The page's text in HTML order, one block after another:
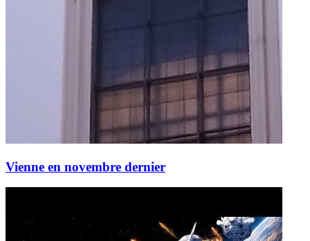
Vienne en novembre dernier